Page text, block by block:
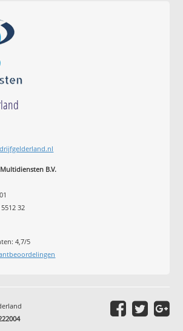
B.V.
32
4,7/5